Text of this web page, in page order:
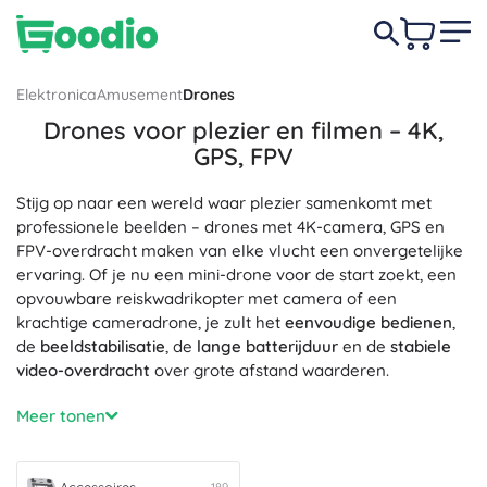
ElektronicaAmusementDrones
Drones voor plezier en filmen – 4K,
GPS, FPV
Stijg op naar een wereld waar plezier samenkomt met
professionele beelden – drones met 4K-camera, GPS en
FPV-overdracht maken van elke vlucht een onvergetelijke
ervaring. Of je nu een mini-drone voor de start zoekt, een
opvouwbare reiskwadrikopter met camera of een
krachtige cameradrone, je zult het eenvoudige bedienen,
de beeldstabilisatie, de lange batterijduur en de stabiele
video-overdracht over grote afstand waarderen.
Belangrijke technologieën zoals een 3-assige gimbal, EIS-
stabilisatie, HDR en RAW zorgen voor een
Intelligente modi Follow Me (objecttracking), Waypoints
Meer tonen